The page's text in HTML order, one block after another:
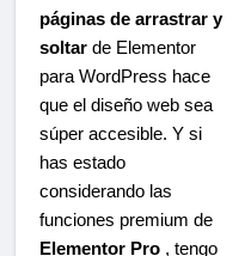
páginas de arrastrar y
soltar de Elementor
para WordPress hace
que el diseño web sea
súper accesible. Y si
has estado
considerando las
funciones premium de
Elementor Pro , tengo